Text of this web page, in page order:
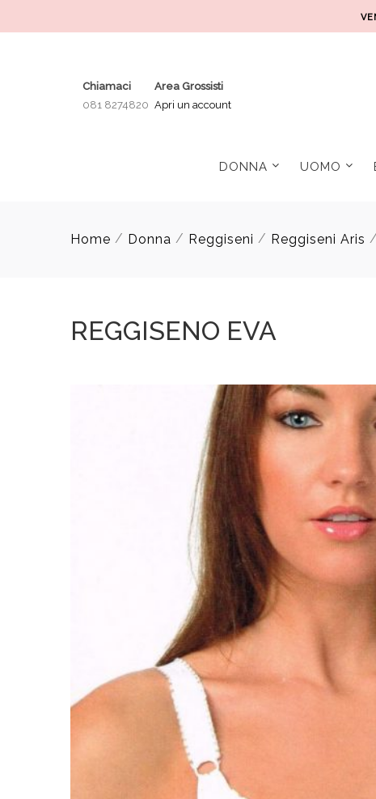
Chiamaci
081 8274820
Area Grossisti
Apri un account
DONNA UOMO
Home / Donna / Reggiseni / Reggiseni Aris /
REGGISENO EVA